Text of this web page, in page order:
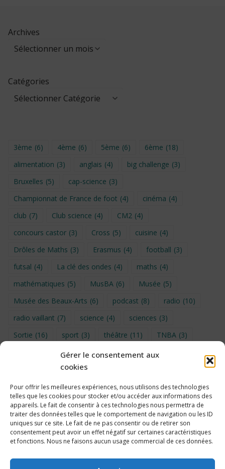
Gérer le consentement aux
cookies
Pour offrir les meilleures expériences, nous utilisons des technologies
telles que les cookies pour stocker et/ou accéder aux informations des
appareils. Le fait de consentir à ces technologies nous permettra de
traiter des données telles que le comportement de navigation ou les ID
uniques sur ce site. Le fait de ne pas consentir ou de retirer son
consentement peut avoir un effet négatif sur certaines caractéristiques
et fonctions. Nous ne faisons aucun usage commercial de ces données.
Archives
Catégories
3ème (6) 4ème (6) 5ème (6) 6ème (18)
alimentation (3) anglais (4) big challenge (3)
Bruxelles (5) cap-science (3)
Championnat de France de foot (4) cinéma (4)
club (7) Club science (4) CM2 (4)
concours castor (3) Cross (5) cuisine (4)
Drôles de Maths (3) Erasmus (4) football (3)
futsal (4) La clé des ondes (4) maths (4)
mathématiques (5) MusBA (6) Musée (5)
Musée des Beaux-Arts (6) podcast (8) radio (10)
radio vaillant (7) science (4) sciences (3)
Sortie (16) sport (3) théâtre (11) TNBA (3)
UNSS (9) upe2a (7) vidéo
Voyage en provence 2026
Voyage à Bruxelles 2024 (4) Wahid Chakib (4)
éco-délégués (7)
Politique de cookies